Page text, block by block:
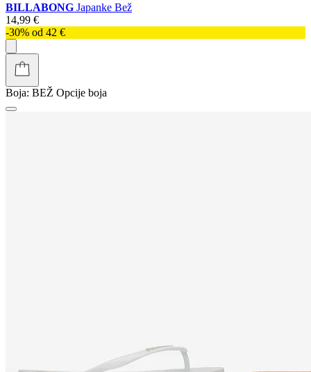
BILLABONG Japanke Bež
14,99 €
-30% od 42 €
Boja: BEŽ Opcije boja